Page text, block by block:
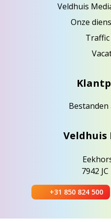
Veldhuis
Onze
Veldhuis
7942
+31 850 824 500